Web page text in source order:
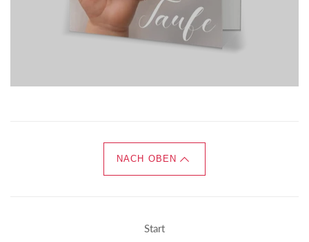
NACH OBEN
Start